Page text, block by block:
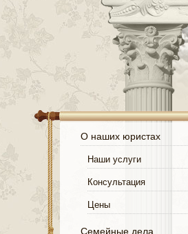
О наших юристах
Наши услуги
Консультация
Цены
Семейные дела